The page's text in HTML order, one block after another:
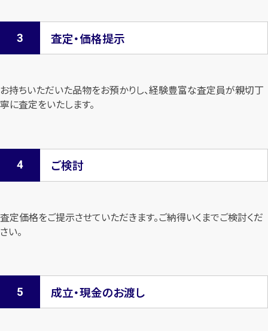
査定・価格提示
お持ちいただいた品物をお預かりし、経験豊富な査定員が親切丁
寧に査定をいたします。
ご検討
査定価格をご提示させていただきます。ご納得いくまでご検討くだ
さい。
成立・現金のお渡し